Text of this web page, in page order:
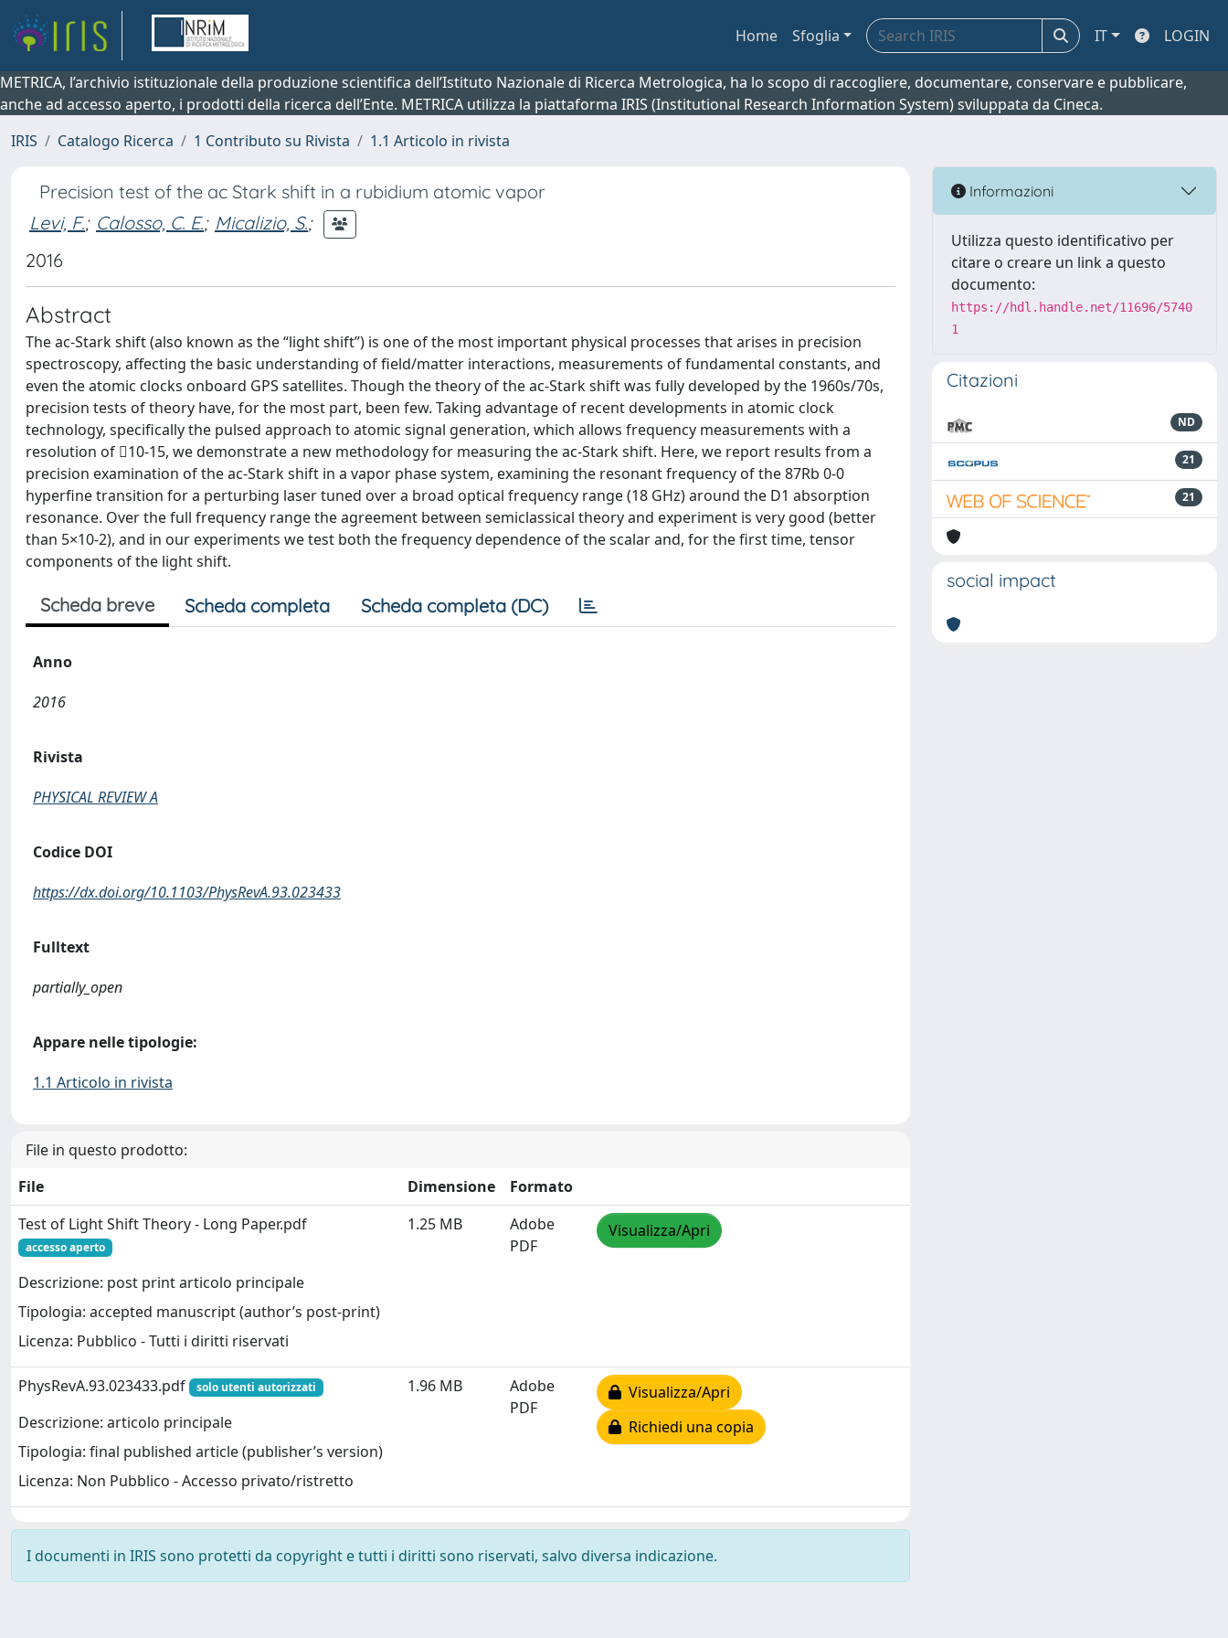
Home Sfoglia IT LOGIN
METRICA, l’archivio istituzionale della produzione scientifica dell’Istituto Nazionale di Ricerca Metrologica, ha lo scopo di raccogliere, documentare, conservare e pubblicare,
anche ad accesso aperto, i prodotti della ricerca dell’Ente. METRICA utilizza la piattaforma IRIS (Institutional Research Information System) sviluppata da Cineca.
IRIS
Catalogo Ricerca 1 Contributo su Rivista 1.1 Articolo in rivista
Precision test of the ac Stark shift in a rubidium atomic vapor
Levi, F.; Calosso, C. E.; Micalizio, S.;
2016
Abstract
The ac-Stark shift (also known as the “light shift”) is one of the most important physical processes that arises in precision
spectroscopy, affecting the basic understanding of field/matter interactions, measurements of fundamental constants, and
even the atomic clocks onboard GPS satellites. Though the theory of the ac-Stark shift was fully developed by the 1960s/70s,
precision tests of theory have, for the most part, been few. Taking advantage of recent developments in atomic clock
technology, specifically the pulsed approach to atomic signal generation, which allows frequency measurements with a
resolution of 10-15, we demonstrate a new methodology for measuring the ac-Stark shift. Here, we report results from a
precision examination of the ac-Stark shift in a vapor phase system, examining the resonant frequency of the 87Rb 0-0
hyperfine transition for a perturbing laser tuned over a broad optical frequency range (18 GHz) around the D1 absorption
resonance. Over the full frequency range the agreement between semiclassical theory and experiment is very good (better
than 5×10-2), and in our experiments we test both the frequency dependence of the scalar and, for the first time, tensor
components of the light shift.
Scheda breve Scheda completa Scheda completa (DC)
Anno
2016
Rivista
PHYSICAL REVIEW A
Codice DOI
https://dx.doi.org/10.1103/PhysRevA.93.023433
Fulltext
partially_open
Appare nelle tipologie:
1.1 Articolo in rivista
File in questo prodotto:
File
Dimensione
Formato
Test of Light Shift Theory - Long Paper.pdf
accesso aperto
Descrizione: post print articolo principale
Tipologia: accepted manuscript (author’s post-print)
Licenza: Pubblico - Tutti i diritti riservati
1.25 MB
Adobe
PDF
Visualizza/Apri
PhysRevA.93.023433.pdf solo utenti autorizzati
Descrizione: articolo principale
Tipologia: final published article (publisher’s version)
Licenza: Non Pubblico - Accesso privato/ristretto
1.96 MB
Adobe
PDF
Visualizza/Apri
Richiedi una copia
I documenti in IRIS sono protetti da copyright e tutti i diritti sono riservati, salvo diversa indicazione.
Informazioni
Utilizza questo identificativo per
citare o creare un link a questo
documento:
https://hdl.handle.net/11696/5740
1
Citazioni
ND
21
21
social impact